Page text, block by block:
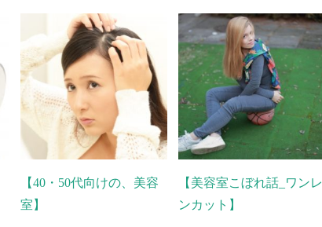
【40・50代向けの、美容
室】
【美容室こぼれ話_ワンレ
ンカット】